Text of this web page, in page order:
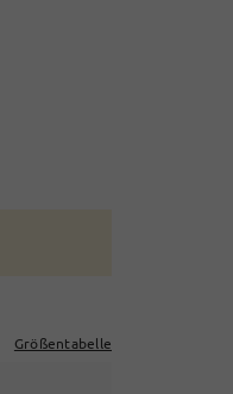
Größentabelle